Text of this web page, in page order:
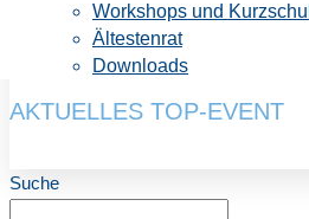
Workshops und
Ältestenrat
Downloads
AKTUELLES TOP-EVENT
Suche